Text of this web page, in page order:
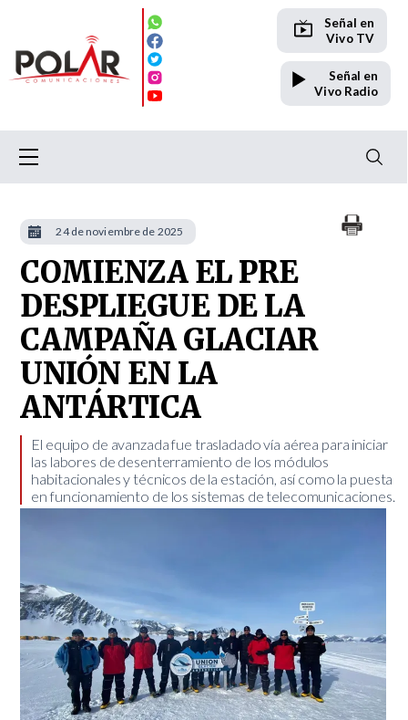
Señal en
Vivo TV
Señal en
Vivo Radio
COMIENZA EL PRE
DESPLIEGUE DE LA
CAMPAÑA GLACIAR
UNIÓN EN LA
ANTÁRTICA
​El equipo de avanzada fue trasladado vía aérea para iniciar
las labores de desenterramiento de los módulos
habitacionales y técnicos de la estación, así como la puesta
en funcionamiento de los sistemas de telecomunicaciones.
24 de noviembre de 2025